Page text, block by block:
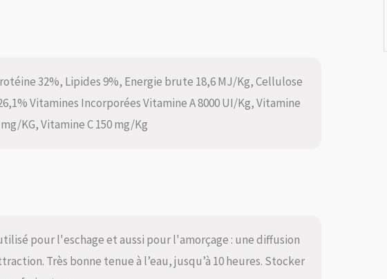
32%, Lipides 9%, Energie brute 18,6 MJ/Kg, Cellulose
Vitamines Incorporées Vitamine A 8000 UI/Kg, Vitamine
KG, Vitamine C 150 mg/Kg
pour l'eschage et aussi pour l'amorçage : une diffusion
Très bonne tenue à l’eau, jusqu’à 10 heures. Stocker